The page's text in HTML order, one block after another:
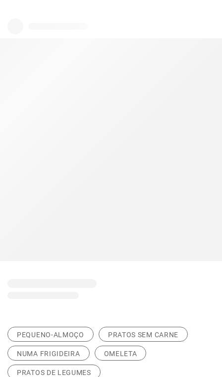
PEQUENO-ALMOÇO PRATOS SEM CARNE
NUMA FRIGIDEIRA OMELETA
PRATOS DE LEGUMES